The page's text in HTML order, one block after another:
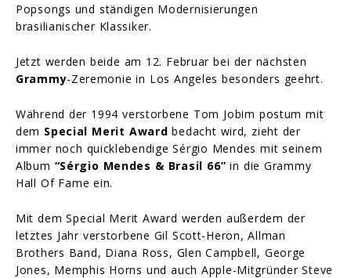
Popsongs und ständigen Modernisierungen
brasilianischer Klassiker.
Jetzt werden beide am 12. Februar bei der nächsten
Grammy-Zeremonie in Los Angeles besonders geehrt.
Während der 1994 verstorbene Tom Jobim postum mit
dem Special Merit Award bedacht wird, zieht der
immer noch quicklebendige Sérgio Mendes mit seinem
Album “Sérgio Mendes & Brasil 66” in die Grammy
Hall Of Fame ein.
Mit dem Special Merit Award werden außerdem der
letztes Jahr verstorbene Gil Scott-Heron, Allman
Brothers Band, Diana Ross, Glen Campbell, George
Jones, Memphis Horns und auch Apple-Mitgründer Steve